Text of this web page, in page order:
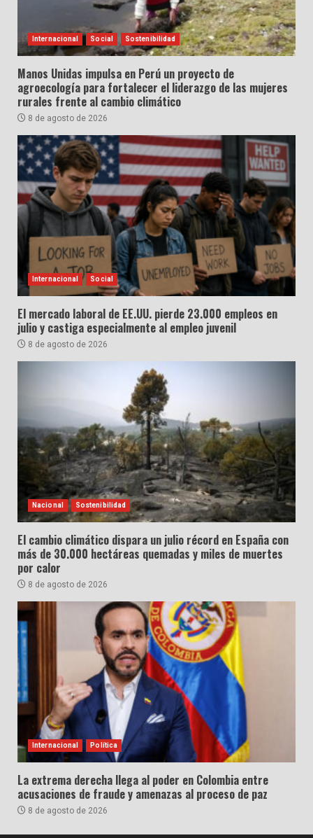
Internacional Social Sostenibilidad
Manos Unidas impulsa en Perú un proyecto de
agroecología para fortalecer el liderazgo de las mujeres
rurales frente al cambio climático
8 de agosto de 2026
Internacional Social
El mercado laboral de EE.UU. pierde 23.000 empleos en
julio y castiga especialmente al empleo juvenil
8 de agosto de 2026
Nacional Sostenibilidad
El cambio climático dispara un julio récord en España con
más de 30.000 hectáreas quemadas y miles de muertes
por calor
8 de agosto de 2026
Internacional Política
La extrema derecha llega al poder en Colombia entre
acusaciones de fraude y amenazas al proceso de paz
8 de agosto de 2026